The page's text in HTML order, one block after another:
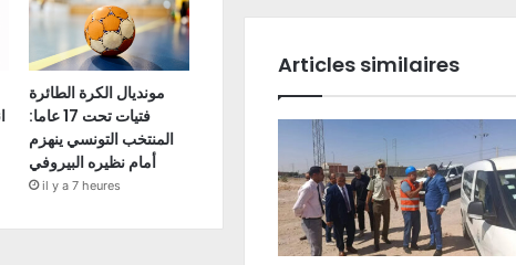
Articles similaires
مونديال الكرة الطائرة
فتيات تحت 17 عاما:
المنتخب التونسي ينهزم
أمام نظيره البيروفي
il y a 7 heures